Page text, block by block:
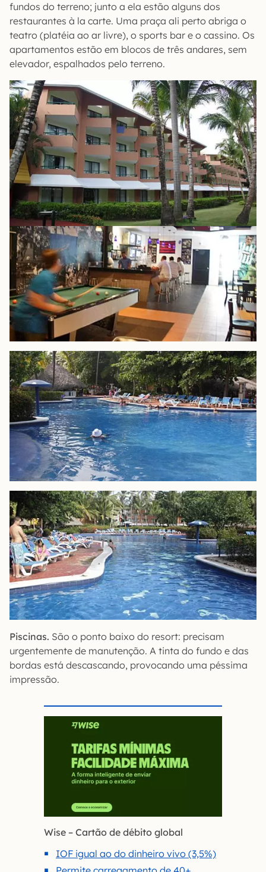
fundos do terreno; junto a ela estão alguns dos
restaurantes à la carte. Uma praça ali perto abriga o
teatro (platéia ao ar livre), o sports bar e o cassino. Os
apartamentos estão em blocos de três andares, sem
elevador, espalhados pelo terreno.
Piscinas. São o ponto baixo do resort: precisam
urgentemente de manutenção. A tinta do fundo e das
bordas está descascando, provocando uma péssima
impressão.
Wise – Cartão de débito global
IOF igual ao do dinheiro vivo (3,5%)